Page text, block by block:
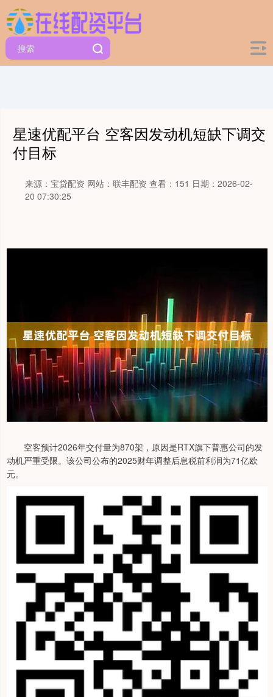
星速优配平台 空客因发动机短缺下调交
付目标
来源：宝贷配资 网站：联丰配资 查看：151 日期：2026-02-
20 07:30:25
空客预计2026年交付量为870架，原因是RTX旗下普惠公司的发
动机严重受限。该公司公布的2025财年调整后息税前利润为71亿欧
元。